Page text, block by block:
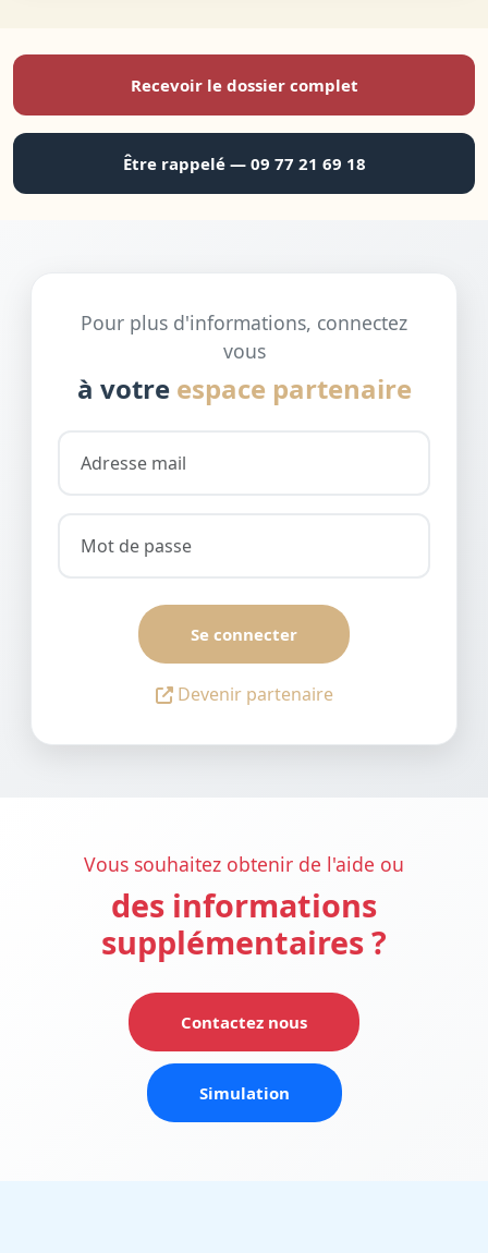
Recevoir le dossier complet
Être rappelé — 09 77 21 69 18
Pour plus d'informations, connectez
vous
à votre espace partenaire
Se connecter
Devenir partenaire
Vous souhaitez obtenir de l'aide ou
des informations
supplémentaires ?
Contactez nous
Simulation